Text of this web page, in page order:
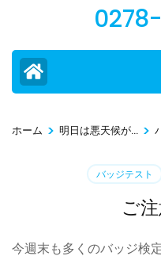
(Enter
す)ホーム > 明日は悪天候が... >
バッジテスト
ご
今週末も多くのバッジ検